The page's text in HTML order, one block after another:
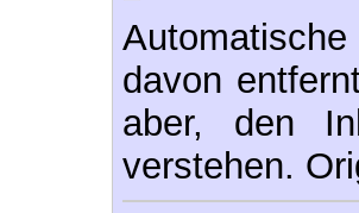
davon
aber, den
verstehen.